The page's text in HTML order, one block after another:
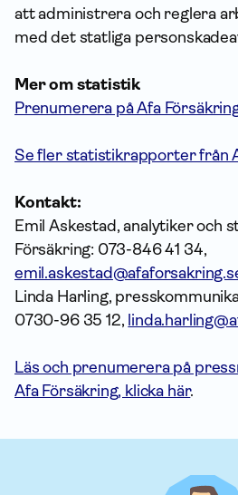
att administrera och reglera
med det statliga
Mer om statistik
Prenumerera på Afa
Se fler statistikrapporter från
Kontakt:
Emil Askestad, analytiker och
Försäkring: 073-846 41 34,
Linda Harling,
0730-96 35 12,
Läs och prenumerera på
Afa Försäkring, klicka här.